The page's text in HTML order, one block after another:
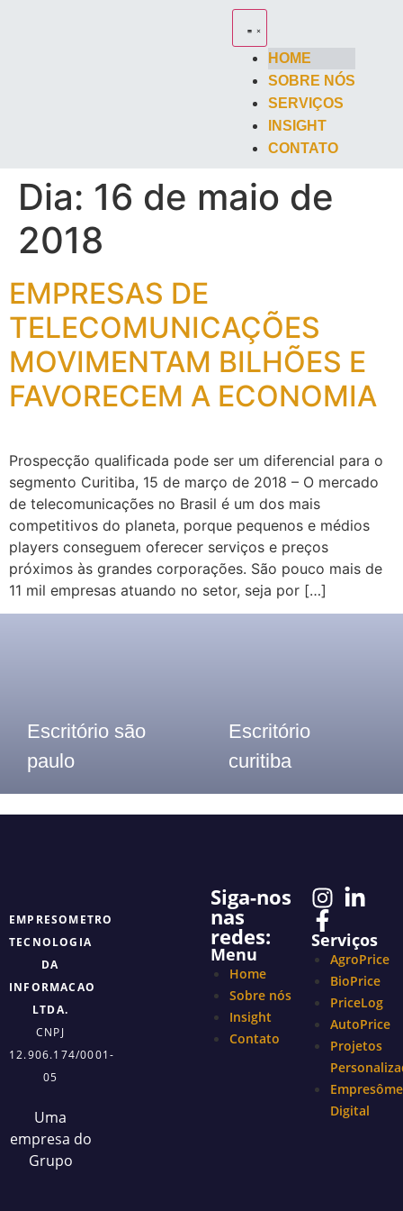
HOME
SOBRE NÓS
SERVIÇOS
INSIGHT
CONTATO
Dia: 16 de maio de
2018
EMPRESAS DE
TELECOMUNICAÇÕES
MOVIMENTAM BILHÕES E
FAVORECEM A ECONOMIA
Prospecção qualificada pode ser um diferencial para o
segmento Curitiba, 15 de março de 2018 – O mercado
de telecomunicações no Brasil é um dos mais
competitivos do planeta, porque pequenos e médios
players conseguem oferecer serviços e preços
próximos às grandes corporações. São pouco mais de
11 mil empresas atuando no setor, seja por […]
Escritório são
paulo
Escritório
curitiba
EMPRESOMETRO
TECNOLOGIA
DA
INFORMACAO
LTDA.
CNPJ
12.906.174/0001-
05
Uma
empresa do
Grupo
Siga-nos
nas
redes:
Menu
Home
Sobre nós
Insight
Contato
Serviços
AgroPrice
BioPrice
PriceLog
AutoPrice
Projetos
Digital